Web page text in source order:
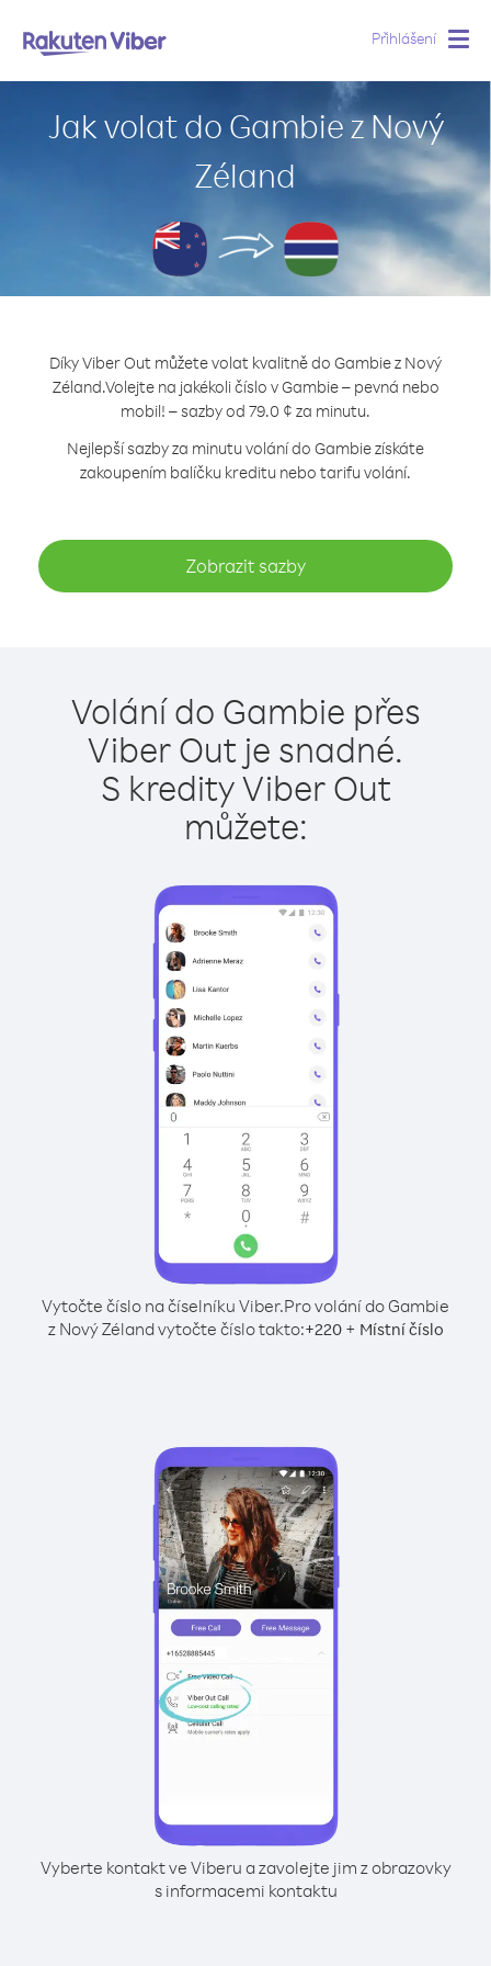
Přihlášení
Jak volat do Gambie z Nový
Zéland
Díky Viber Out můžete volat kvalitně do Gambie z Nový
Zéland.Volejte na jakékoli číslo v Gambie – pevná nebo
mobil! – sazby od 79.0 ¢ za minutu.
Nejlepší sazby za minutu volání do Gambie získáte
zakoupením balíčku kreditu nebo tarifu volání.
Zobrazit sazby
Volání do Gambie přes
Viber Out je snadné.
S kredity Viber Out
můžete:
Vytočte číslo na číselníku Viber.Pro volání do Gambie
z Nový Zéland vytočte číslo takto:+220+ Místní číslo
Vyberte kontakt ve Viberu a zavolejte jim z obrazovky
s informacemi kontaktu